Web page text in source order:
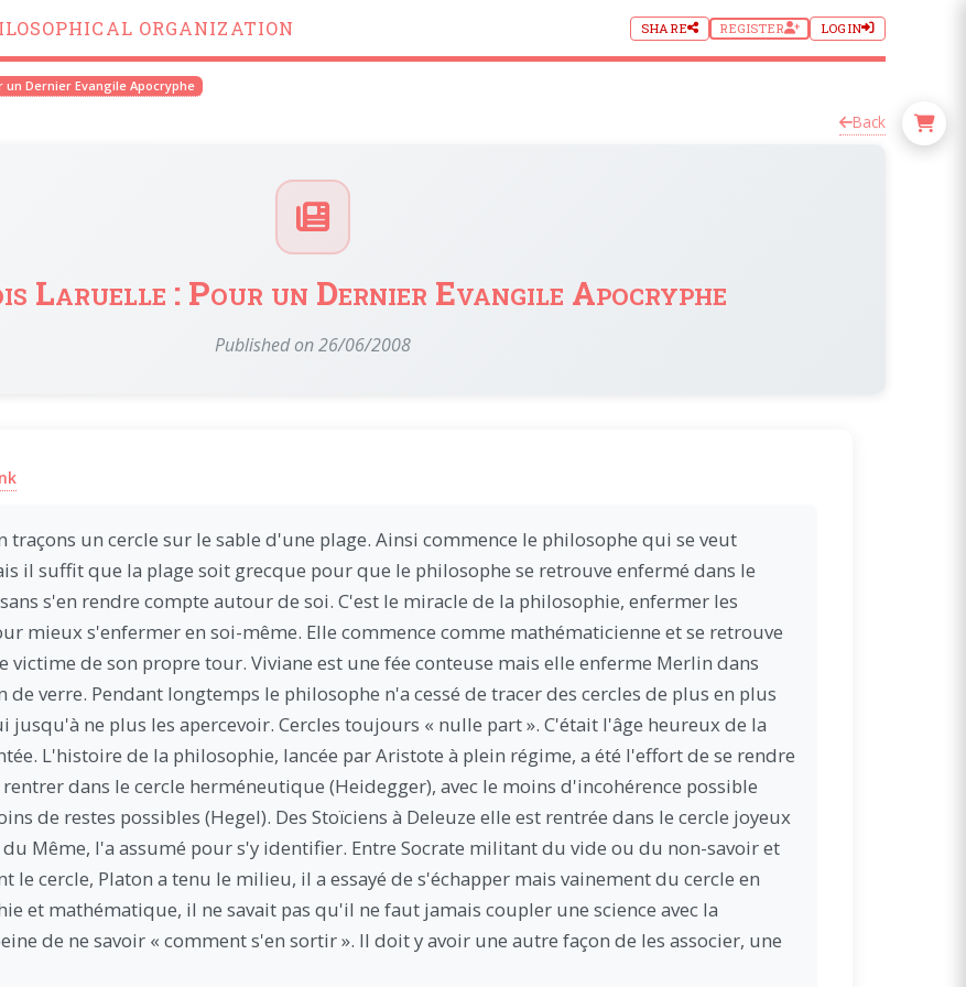
ORGANIZATION SHARE REGISTER LOGIN
un Dernier Evangile Apocryphe
Back
Laruelle : Pour un Dernier Evangile Apocryphe
Published on 26/06/2008
(opens in a new window)
traçons un cercle sur le sable d'une plage. Ainsi commence le philosophe qui se veut
il suffit que la plage soit grecque pour que le philosophe se retrouve enfermé dans le
s'en rendre compte autour de soi. C'est le miracle de la philosophie, enfermer les
mieux s'enfermer en soi-même. Elle commence comme mathématicienne et se retrouve
victime de son propre tour. Viviane est une fée conteuse mais elle enferme Merlin dans
de verre. Pendant longtemps le philosophe n'a cessé de tracer des cercles de plus en plus
jusqu'à ne plus les apercevoir. Cercles toujours « nulle part ». C'était l'âge heureux de la
L'histoire de la philosophie, lancée par Aristote à plein régime, a été l'effort de se rendre
dans le cercle herméneutique (Heidegger), avec le moins d'incohérence possible
de restes possibles (Hegel). Des Stoïciens à Deleuze elle est rentrée dans le cercle joyeux
Même, l'a assumé pour s'y identifier. Entre Socrate militant du vide ou du non-savoir et
le cercle, Platon a tenu le milieu, il a essayé de s'échapper mais vainement du cercle en
et mathématique, il ne savait pas qu'il ne faut jamais coupler une science avec la
de ne savoir « comment s'en sortir ». Il doit y avoir une autre façon de les associer, une